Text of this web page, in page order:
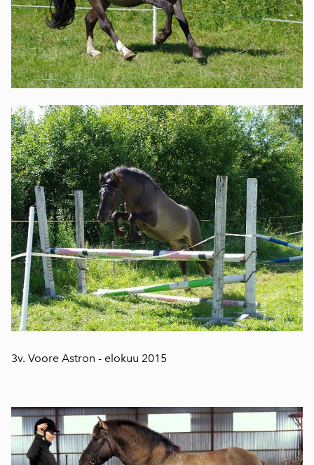
3v. Voore Astron - elokuu 2015